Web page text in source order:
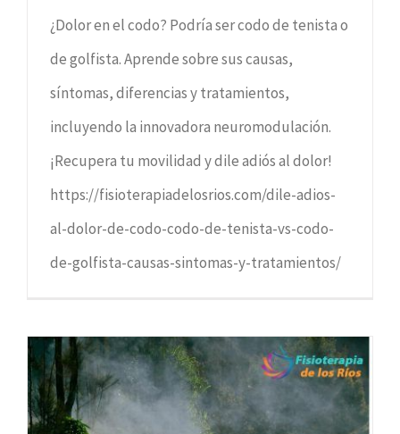
¿Dolor en el codo? Podría ser codo de tenista o
de golfista. Aprende sobre sus causas,
síntomas, diferencias y tratamientos,
incluyendo la innovadora neuromodulación.
¡Recupera tu movilidad y dile adiós al dolor!
https://fisioterapiadelosrios.com/dile-adios-
al-dolor-de-codo-codo-de-tenista-vs-codo-
de-golfista-causas-sintomas-y-tratamientos/